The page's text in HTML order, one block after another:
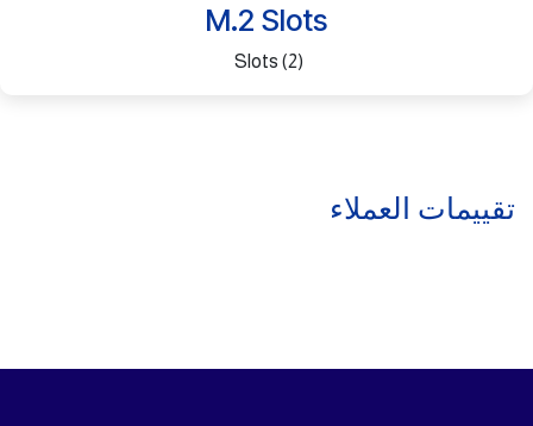
​M.2 Slots
(2) Slots
تقييمات العملاء